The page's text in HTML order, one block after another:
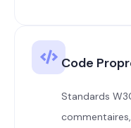
Code
Standards